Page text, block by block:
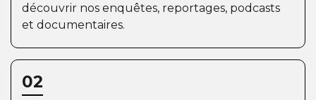
découvrir nos enquêtes, reportages, podcasts
et documentaires.
02